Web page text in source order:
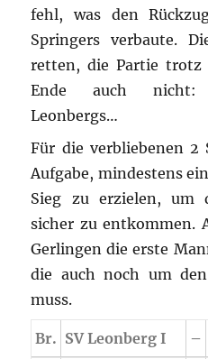
fehl, was den
Springers verbaute.
retten, die Partie trotz
Ende auch nicht:
Leonbergs…
Für die verbliebenen 2
Aufgabe, mindestens
Sieg zu erzielen, um
sicher zu entkommen.
Gerlingen die erste
die auch noch um
muss.
Br. SV Leonberg I –